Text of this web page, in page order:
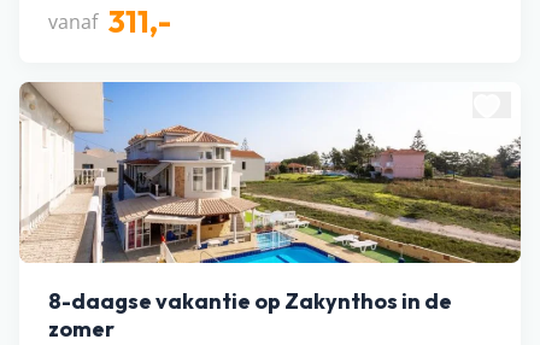
vanaf 311,-
8-daagse vakantie op Zakynthos in de
zomer